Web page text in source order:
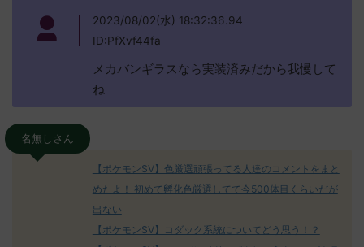
2023/08/02(水) 18:32:36.94
ID:PfXvf44fa
メカバンギラスなら実装済みだから我慢して
ね
名無しさん
【ポケモンSV】色厳選頑張ってる人達のコメントをまと
めたよ！ 初めて孵化色厳選してて今500体目くらいだが
出ない
【ポケモンSV】コダック系統についてどう思う！？